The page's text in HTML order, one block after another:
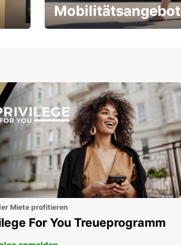
Mobilitätsangebot
Miete profitieren
For You Treueprogramm